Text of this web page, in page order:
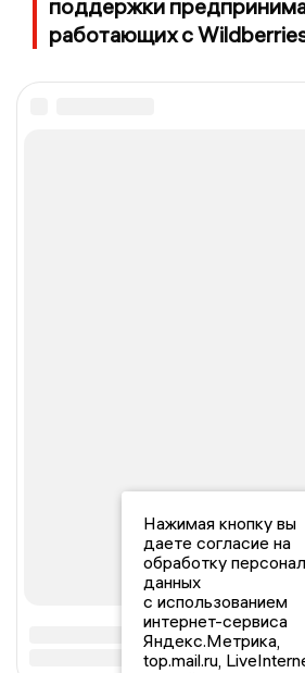
поддержки
работающих с
Нажимая кнопку вы
даете согласие на
обработку
данных
с использованием
интернет-сервиса
Яндекс.Метрика,
top.mail.ru,